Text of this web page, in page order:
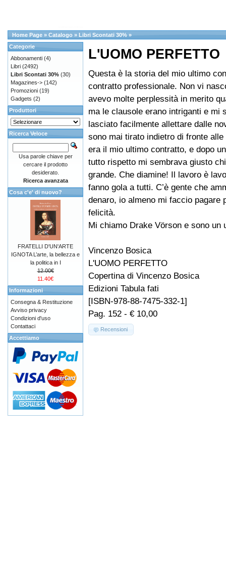
Home Page » Catalogo » Libri Scontati 30% »
L'UOMO PERFETTO
Questa è la storia del mio ultimo
contratto professionale. Non vi
avevo molte perplessità in merito
ma le clausole erano intriganti e mi
lasciato facilmente allettare dalle
sono mai tirato indietro di fronte
era il mio ultimo contratto, e dopo
tutto rispetto mi sembrava giusto
grande. Che diamine! Il lavoro è
fanno gola a tutti. C’è gente che
denaro, io almeno mi faccio pagare
felicità.
Mi chiamo Drake Vörson e sono un
Vincenzo Bosica
L'UOMO PERFETTO
Copertina di Vincenzo Bosica
Edizioni Tabula fati
[ISBN-978-88-7475-332-1]
Pag. 152 - € 10,00
Recensioni
Categorie
Abbonamenti (4)
Libri (2492)
Libri Scontati 30% (30)
Magazines-> (142)
Promozioni (19)
Gadgets (2)
Produttori
Ricerca Veloce
Usa parole chiave per
cercare il prodotto
desiderato.
Ricerca avanzata
Cosa c'e' di nuovo?
FRATELLI D'UN'ARTE
IGNOTA L’arte, la bellezza e
la politica in I
12.00€
11.40€
Informazioni
Consegna & Restituzione
Avviso privacy
Condizioni d'uso
Contattaci
Accettiamo